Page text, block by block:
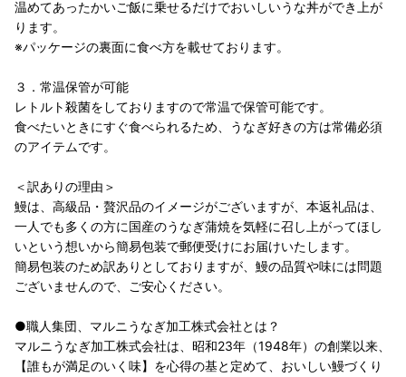
温めてあったかいご飯に乗せるだけでおいしいうな丼ができ上が
ります。
※パッケージの裏面に食べ方を載せております。
３．常温保管が可能
レトルト殺菌をしておりますので常温で保管可能です。
食べたいときにすぐ食べられるため、うなぎ好きの方は常備必須
のアイテムです。
＜訳ありの理由＞
鰻は、高級品・贅沢品のイメージがございますが、本返礼品は、
一人でも多くの方に国産のうなぎ蒲焼を気軽に召し上がってほし
いという想いから簡易包装で郵便受けにお届けいたします。
簡易包装のため訳ありとしておりますが、鰻の品質や味には問題
ございませんので、ご安心ください。
●職人集団、マルニうなぎ加工株式会社とは？
マルニうなぎ加工株式会社は、昭和23年（1948年）の創業以来、
【誰もが満足のいく味】を心得の基と定めて、おいしい鰻づくり